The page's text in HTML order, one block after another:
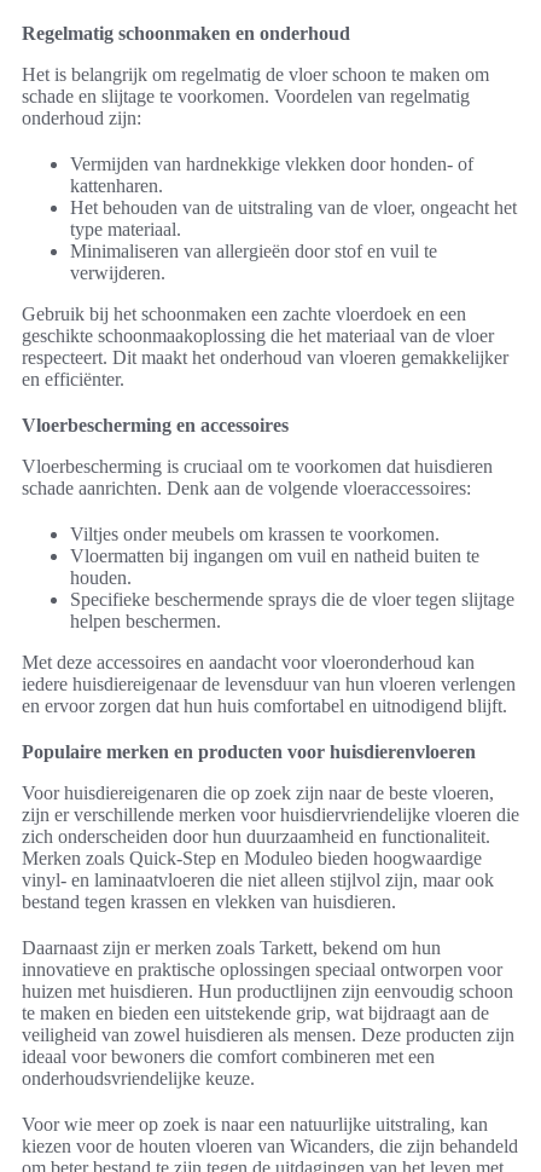
Regelmatig schoonmaken en onderhoud
Het is belangrijk om regelmatig de vloer schoon te maken om
schade en slijtage te voorkomen. Voordelen van regelmatig
onderhoud zijn:
Vermijden van hardnekkige vlekken door honden- of
kattenharen.
Het behouden van de uitstraling van de vloer, ongeacht het
type materiaal.
Minimaliseren van allergieën door stof en vuil te
verwijderen.
Gebruik bij het schoonmaken een zachte vloerdoek en een
geschikte schoonmaakoplossing die het materiaal van de vloer
respecteert. Dit maakt het onderhoud van vloeren gemakkelijker
en efficiënter.
Vloerbescherming en accessoires
Vloerbescherming is cruciaal om te voorkomen dat huisdieren
schade aanrichten. Denk aan de volgende vloeraccessoires:
Viltjes onder meubels om krassen te voorkomen.
Vloermatten bij ingangen om vuil en natheid buiten te
houden.
Specifieke beschermende sprays die de vloer tegen slijtage
helpen beschermen.
Met deze accessoires en aandacht voor vloeronderhoud kan
iedere huisdiereigenaar de levensduur van hun vloeren verlengen
en ervoor zorgen dat hun huis comfortabel en uitnodigend blijft.
Populaire merken en producten voor huisdierenvloeren
Voor huisdiereigenaren die op zoek zijn naar de beste vloeren,
zijn er verschillende merken voor huisdiervriendelijke vloeren die
zich onderscheiden door hun duurzaamheid en functionaliteit.
Merken zoals Quick-Step en Moduleo bieden hoogwaardige
vinyl- en laminaatvloeren die niet alleen stijlvol zijn, maar ook
bestand tegen krassen en vlekken van huisdieren.
Daarnaast zijn er merken zoals Tarkett, bekend om hun
innovatieve en praktische oplossingen speciaal ontworpen voor
huizen met huisdieren. Hun productlijnen zijn eenvoudig schoon
te maken en bieden een uitstekende grip, wat bijdraagt aan de
veiligheid van zowel huisdieren als mensen. Deze producten zijn
ideaal voor bewoners die comfort combineren met een
onderhoudsvriendelijke keuze.
Voor wie meer op zoek is naar een natuurlijke uitstraling, kan
kiezen voor de houten vloeren van Wicanders, die zijn behandeld